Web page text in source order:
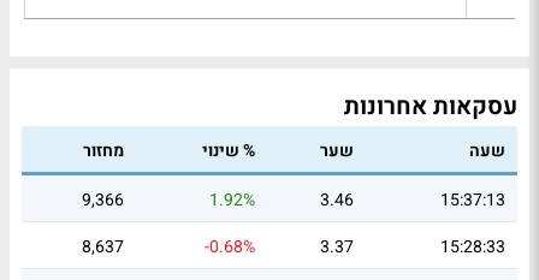
עסקאות אחרונות
שעה שער % שינוי
מחזור
15:37:13
3.46
1.92%
9,366
15:28:33
3.37
-0.68%
8,637